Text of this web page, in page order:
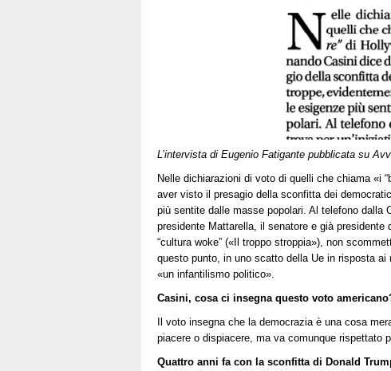
L’intervista di Eugenio Fatigante pubblicata su
Nelle dichiarazioni di voto di quelli che chiama «i
aver visto il presagio della sconfitta dei
più sentite dalle masse popolari. Al telefono dalla
presidente Mattarella, il senatore e già presidente
“cultura woke” («Il troppo stroppia»), non
questo punto, in uno scatto della Ue in risposta
«un infantilismo politico».
Casini, cosa ci insegna questo voto
Il voto insegna che la democrazia è una cosa
piacere o dispiacere, ma va comunque rispettato
Quattro anni fa con la sconfitta di Donald